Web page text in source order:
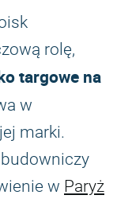
rolę,
targowe na
w
marki.
w Paryż